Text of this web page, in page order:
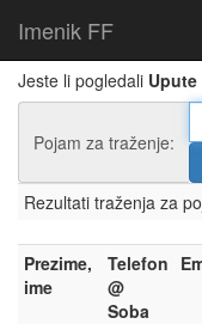
Imenik FF
Jeste li pogledali Upute
Pojam za traženje:
Rezultati traženja za
Prezime,
ime
Telefon
@
Soba